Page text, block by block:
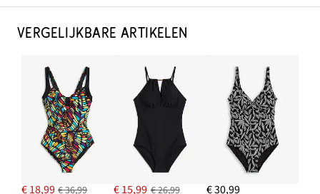
VERGELIJKBARE ARTIKELEN
€ 18,99 € 36,99 € 15,99 € 26,99 € 30,99